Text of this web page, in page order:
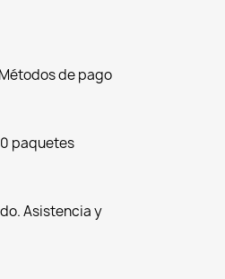
de pago
paquetes
Asistencia y